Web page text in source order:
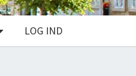
LOG IND